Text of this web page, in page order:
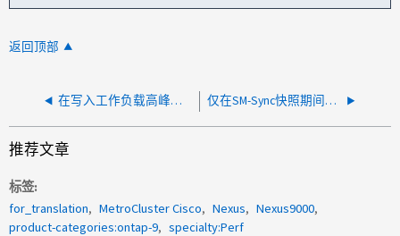
返回顶部
在写入工作负载高峰期间，MetroCluster-IP 上的高写入延迟 仅在SM-Sync快照期间写入延迟较高
推荐文章
标签
for_translation
MetroCluster Cisco Nexus
Nexus9000
product-categories:ontap-9
specialty:Perf